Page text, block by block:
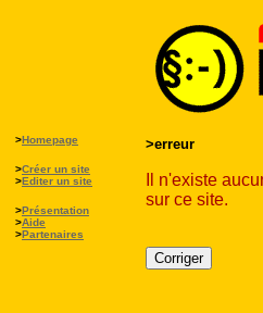
>Homepage
>Créer un site
>Editer un site
>Présentation
>Aide
>Partenaires
>erreur
Il n'existe
sur ce site.